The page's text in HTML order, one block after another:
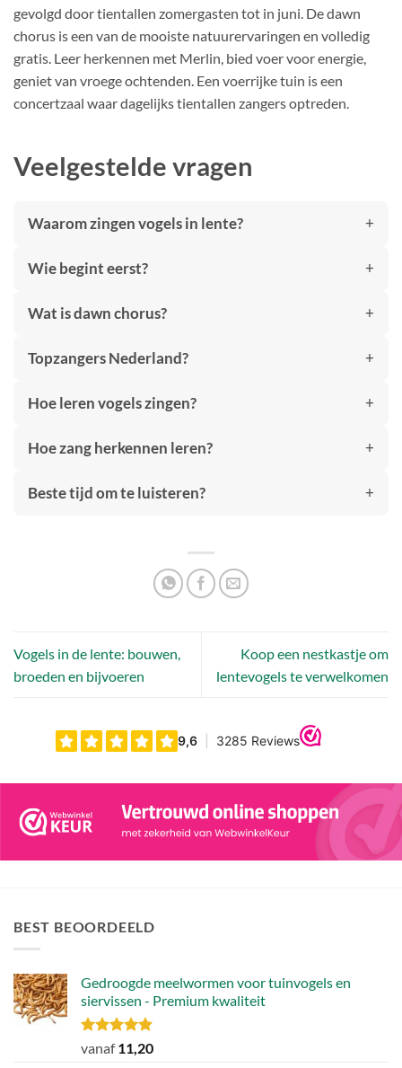
gevolgd door tientallen zomergasten tot in juni. De dawn
chorus is een van de mooiste natuurervaringen en volledig
gratis. Leer herkennen met Merlin, bied voer voor energie,
geniet van vroege ochtenden. Een voerrijke tuin is een
concertzaal waar dagelijks tientallen zangers optreden.
Veelgestelde vragen
Waarom zingen vogels in lente?
Wie begint eerst?
Wat is dawn chorus?
Topzangers Nederland?
Hoe leren vogels zingen?
Hoe zang herkennen leren?
Beste tijd om te luisteren?
Vogels in de lente: bouwen,
broeden en bijvoeren
Koop een nestkastje om
lentevogels te verwelkomen
BEST BEOORDEELD
Gedroogde meelwormen voor tuinvogels en
siervissen - Premium kwaliteit
Gewaardeerd
uit 5
vanaf11,20